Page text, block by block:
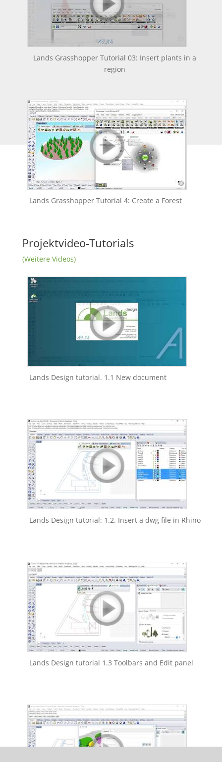
Lands Grasshopper Tutorial 03: Insert plants in a
region
Lands Grasshopper Tutorial 4: Create a Forest
Projektvideo-Tutorials
(Weitere Videos)
Lands Design tutorial. 1.1 New document
Lands Design tutorial: 1.2. Insert a dwg file in Rhino
Lands Design tutorial 1.3 Toolbars and Edit panel